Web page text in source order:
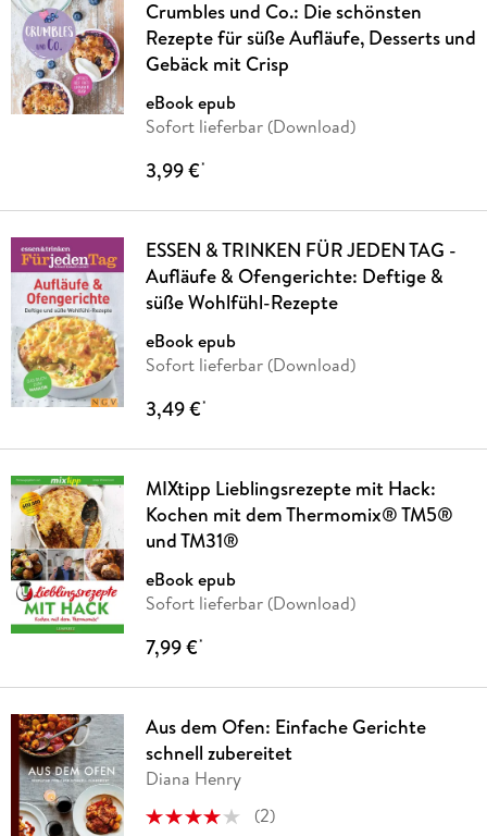
Crumbles und Co.: Die schönsten
Rezepte für süße Aufläufe, Desserts und
Gebäck mit Crisp
eBook epub
Sofort lieferbar (Download)
3,99 €*
ESSEN & TRINKEN FÜR JEDEN TAG -
Aufläufe & Ofengerichte: Deftige &
süße Wohlfühl-Rezepte
eBook epub
Sofort lieferbar (Download)
3,49 €*
MIXtipp Lieblingsrezepte mit Hack:
Kochen mit dem Thermomix® TM5®
und TM31®
eBook epub
Sofort lieferbar (Download)
7,99 €*
Aus dem Ofen: Einfache Gerichte
schnell zubereitet
Diana Henry
(2)